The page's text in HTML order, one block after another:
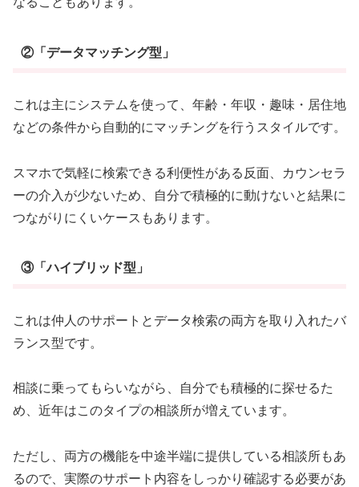
②「データマッチング型」
これは主にシステムを使って、年齢・年収・趣味・居住地
などの条件から自動的にマッチングを行うスタイルです。
スマホで気軽に検索できる利便性がある反面、カウンセラ
ーの介入が少ないため、自分で積極的に動けないと結果に
つながりにくいケースもあります。
③「ハイブリッド型」
これは仲人のサポートとデータ検索の両方を取り入れたバ
ランス型です。
相談に乗ってもらいながら、自分でも積極的に探せるた
め、近年はこのタイプの相談所が増えています。
ただし、両方の機能を中途半端に提供している相談所もあ
るので、実際のサポート内容をしっかり確認する必要があ